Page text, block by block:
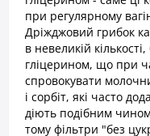
при регулярному
Дріжджовий грибок
в невеликій
гліцерином, що при
спровокувати
і сорбіт, які часто
діють подібним
тому фільтри "без